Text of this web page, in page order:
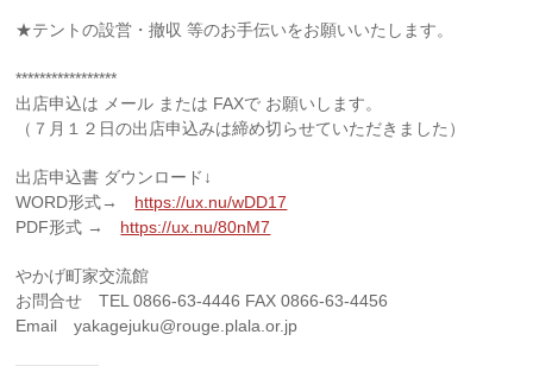
★テントの設営・撤収 等のお手伝いをお願いいたします。
*****************
出店申込は メール または FAXで お願いします。
（７月１２日の出店申込みは締め切らせていただきました）
出店申込書 ダウンロード↓
WORD形式→ https://ux.nu/wDD17
PDF形式 → https://ux.nu/80nM7
やかげ町家交流館
お問合せ TEL 0866-63-4446 FAX 0866-63-4456
Email yakagejuku@rouge.plala.or.jp